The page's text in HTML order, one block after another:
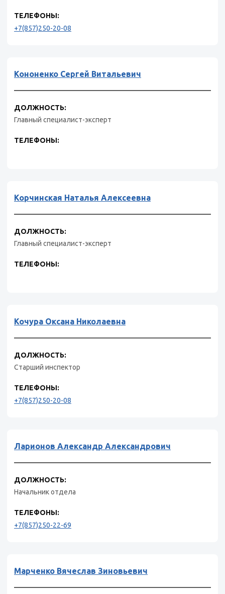
ТЕЛЕФОНЫ:
+7(857)250-20-08
Кононенко Сергей Витальевич
ДОЛЖНОСТЬ:
Главный специалист-эксперт
ТЕЛЕФОНЫ:
Корчинская Наталья Алексеевна
ДОЛЖНОСТЬ:
Главный специалист-эксперт
ТЕЛЕФОНЫ:
Кочура Оксана Николаевна
ДОЛЖНОСТЬ:
Старший инспектор
ТЕЛЕФОНЫ:
+7(857)250-20-08
Ларионов Александр Александрович
ДОЛЖНОСТЬ:
Начальник отдела
ТЕЛЕФОНЫ:
+7(857)250-22-69
Марченко Вячеслав Зиновьевич